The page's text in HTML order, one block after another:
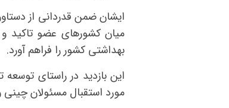
ایشان ضمن قدردانی از
میان کشورهای عضو تاکید و
بهداشتی کشور را فراهم آورد.
این بازدید در راستای
مورد استقبال مسئولان